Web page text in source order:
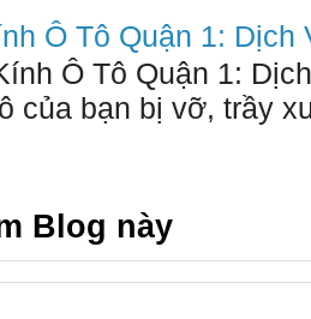
Ô Tô Quận 1:
Ô Tô Quận 1:
của bạn bị vỡ, trầy
Blog này